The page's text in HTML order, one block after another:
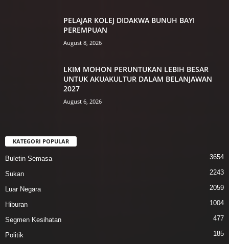
PELAJAR KOLEJ DIDAKWA BUNUH BAYI
PEREMPUAN
August 8, 2026
LKIM MOHON PERUNTUKAN LEBIH BESAR
UNTUK AKUAKULTUR DALAM BELANJAWAN
2027
August 6, 2026
KATEGORI POPULAR
Buletin Semasa 3654
Sukan 2243
Luar Negara 2059
Hiburan 1004
Segmen Kesihatan 477
Politik 185